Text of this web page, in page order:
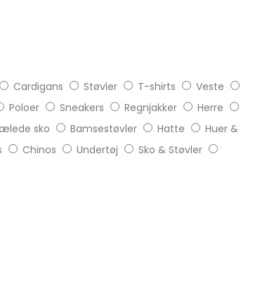
Cardigans Støvler T-shirts
Veste
Poloer Sneakers Regnjakker
Herre
sko Bamsestøvler Hatte
Huer &
Chinos Undertøj
Sko & Støvler